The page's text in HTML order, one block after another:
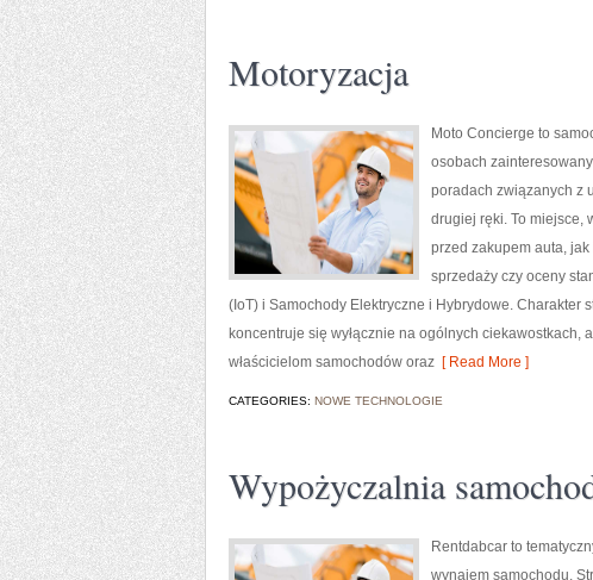
Motoryzacja
Moto Concierge to
osobach
poradach związanych z
drugiej ręki. To miejsce,
przed zakupem auta,
sprzedaży czy oceny
(IoT) i Samochody Elektryczne i Hybrydowe. Charakter
koncentruje się wyłącznie na ogólnych
właścicielom samochodów oraz [ Read More ]
CATEGORIES: NOWE TECHNOLOGIE
Wypożyczalnia
Rentdabcar to
wynajem samochodu.